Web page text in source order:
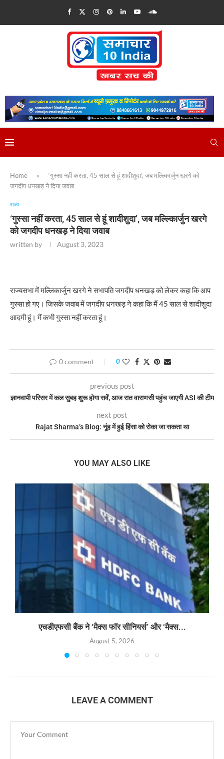
Home »
‘गुस्सा नहीं करता, 45 साल से हूं शादीशुदा’, जब मल्ल्किार्जुन खरगे को
जगदीप धनखड़ ने दिया जवाब
राज्य
‘गुस्सा नहीं करता, 45 साल से हूं शादीशुदा’, जब मल्ल्किार्जुन खरगे
को जगदीप धनखड़ ने दिया जवाब
written by August 3, 2023
राज्यसभा में मल्लिकार्जुन खरगे ने सभापति जगदीप धनखड़ को लेकर कहा कि आप
गुस्सा हो गए। जिसके जवाब में जगदीप धनखड़ ने कहा कि मैं 45 साल से शादीशुदा
आदमी हूं। मैं कभी गुस्सा नहीं करता हूं।
0 comment 0
previous post
ज्ञानवापी परिसर में कल सुबह शुरू होगा सर्वे, आज रात वाराणसी पहुंच जाएगी ASI की टीम
next post
Rajat Sharma’s Blog: नूंह में हुई हिंसा को रोका जा सकता था
YOU MAY ALSO LIKE
एचडीएफसी बैंक ने ‘मैक्स फॉर सीनियर्स’ और ‘मैक्स...
August 5, 2026
LEAVE A COMMENT